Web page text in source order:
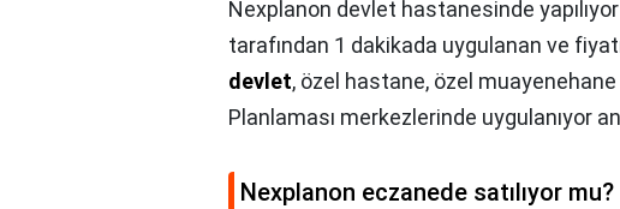
Nexplanon devlet hastanesinde
tarafından 1 dakikada uygulanan ve
devlet, özel hastane, özel muayenehane
Planlaması merkezlerinde uygulanıyor
Nexplanon eczanede satılıyor mu?